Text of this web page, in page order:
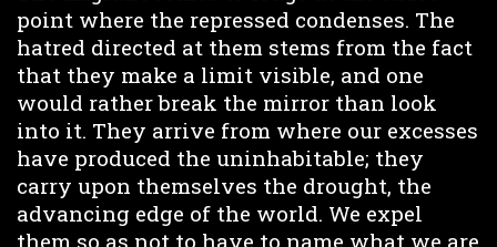
point where the repressed condenses. The
hatred directed at them stems from the fact
that they make a limit visible, and one
would rather break the mirror than look
into it. They arrive from where our excesses
have produced the uninhabitable; they
carry upon themselves the drought, the
advancing edge of the world. We expel
them so as not to have to name what we are